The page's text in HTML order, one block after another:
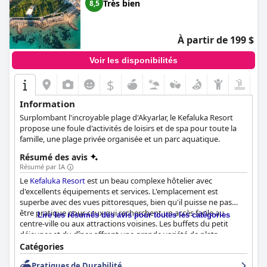
8,5 Très bien
À partir de 199 $
Voir les disponibilités
$
Information
Surplombant l'incroyable plage d'Akyarlar, le Kefaluka Resort
propose une foule d'activités de loisirs et de spa pour toute la
famille, une plage privée organisée et un parc aquatique.
Résumé des avis
Résumé par IA
Le Kefaluka Resortest un beau complexe hôtelier avec
d'excellents équipements et services. L'emplacement est
superbe avec des vues pittoresques, bien qu'il puisse ne pas
être pratique pour ceux qui recherchent un accès facile au
centre-ville ou aux attractions voisines. Les buffets du petit
déjeuner et du dîner offrent une grande variété de plats
délicieux et le dîner de fruits de mer du vendredi est très
apprécié. Les chambres sont confortables et offrent de belles
Lire les résumés des avis pour toutes les catégories
Catégories